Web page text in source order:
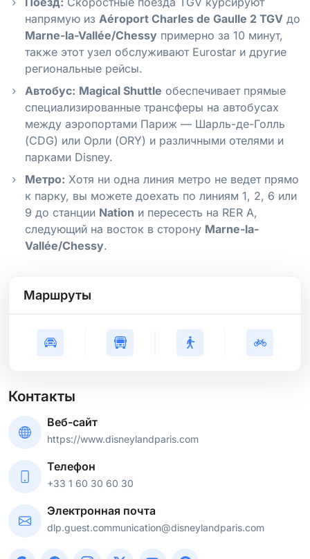
напрямую из Aéroport Charles de Gaulle 2 TGV до
Marne-la-Vallée/Chessy примерно за 10 минут,
также этот узел обслуживают Eurostar и другие
региональные рейсы.
Автобус: Magical Shuttle обеспечивает прямые
специализированные трансферы на автобусах
между аэропортами Париж — Шарль-де-Голль
(CDG) или Орли (ORY) и различными отелями и
парками Disney.
Метро: Хотя ни одна линия метро не ведет прямо
к парку, вы можете доехать по линиям 1, 2, 6 или
9 до станции Nation и пересесть на RER A,
следующий на восток в сторону Marne-la-
Vallée/Chessy.
Маршруты
Контакты
Веб-сайт
https://www.disneylandparis.com
Телефон
+33 1 60 30 60 30
Электронная почта
dlp.guest.communication@disneylandparis.com